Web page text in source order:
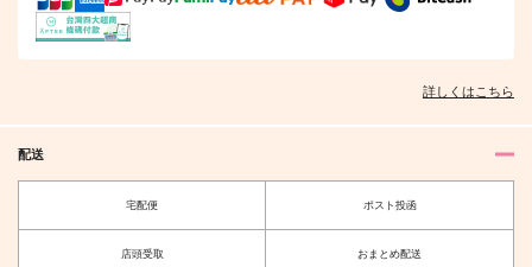
燭台切光忠はカッコよ
く決めたい！
る！
本丸推ごはん
みくちん本丸
刀剣乱舞
燭台切光忠
歌仙兼定
FourSec
刀剣乱舞
燭台切光忠
いにち切り抜き 4
空豆のきもち
1,572 （税込）
詳しくはこちら
配送
宅配便 ポスト投函
店頭受取 おまとめ配送